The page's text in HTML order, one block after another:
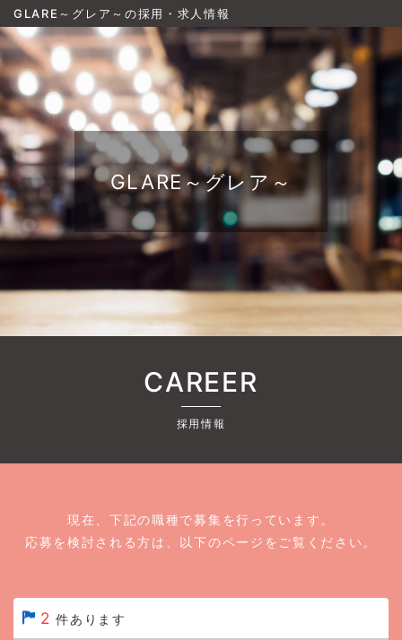
GLARE～グレア～の採用・求人情報
GLARE～グレア～
CAREER
採用情報
現在、下記の職種で募集を行っています。
応募を検討される方は、以下のページをご覧ください。
2 件あります